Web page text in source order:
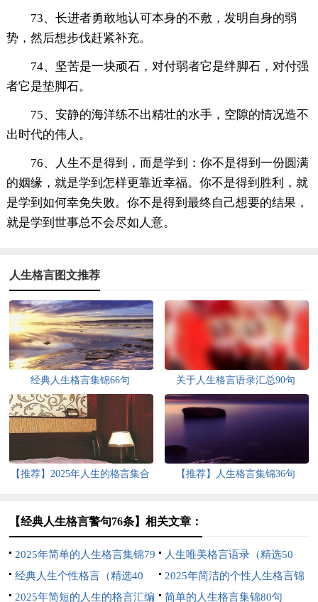
73、长进者勇敢地认可本身的不敷，发明自身的弱
势，然后想步伐赶紧补充。
74、坚苦是一块顽石，对付弱者它是绊脚石，对付强
者它是垫脚石。
75、安静的海洋练不出精壮的水手，空隙的情况造不
出时代的伟人。
76、人生不是得到，而是学到：你不是得到一份圆满
的姻缘，就是学到怎样更靠近幸福。你不是得到胜利，就
是学到如何幸免失败。你不是得到最终自己想要的结果，
就是学到世事总不会尽如人意。
人生格言图文推荐
经典人生格言集锦66句 关于人生格言语录汇总90句
【推荐】2025年人生的格言集合
【推荐】人生格言集锦36句
【经典人生格言警句76条】相关文章：
2025年简单的人生格言集锦79
条
人生唯美格言语录（精选50
句）
经典人生个性格言（精选40
句）
2025年简洁的个性人生格言锦
集70条
2025年简短的人生的格言汇编 简单的人生格言集锦80句